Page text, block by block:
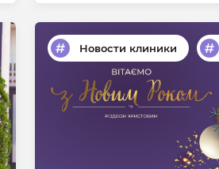
Новости клиники